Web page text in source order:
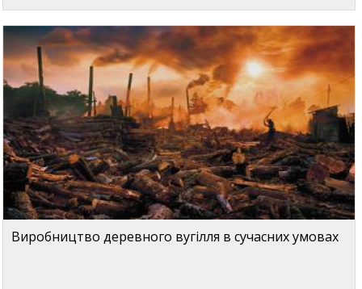
Виробництво деревного вугілля в сучасних умовах